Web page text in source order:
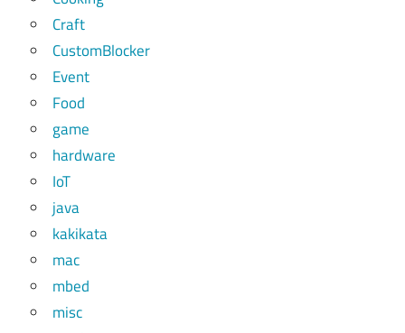
Craft
CustomBlocker
Event
Food
game
hardware
IoT
java
kakikata
mac
mbed
misc